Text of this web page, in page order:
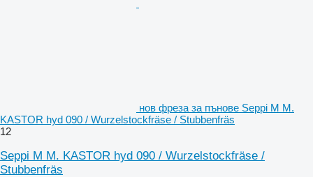
нов фреза за пънове Seppi M M.
KASTOR hyd 090 / Wurzelstockfräse / Stubbenfräs
12
Seppi M M. KASTOR hyd 090 / Wurzelstockfräse /
Stubbenfräs